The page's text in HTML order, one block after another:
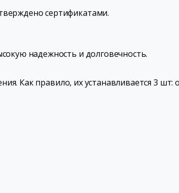
сертификатами.
надежность и долговечность.
Как правило, их устанавливается 3